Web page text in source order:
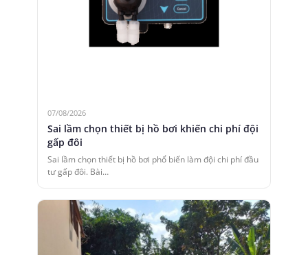
07/08/2026
Sai lầm chọn thiết bị hồ bơi khiến chi phí đội
gấp đôi
Sai lầm chọn thiết bị hồ bơi phổ biến làm đội chi phí đầu
tư gấp đôi. Bài…